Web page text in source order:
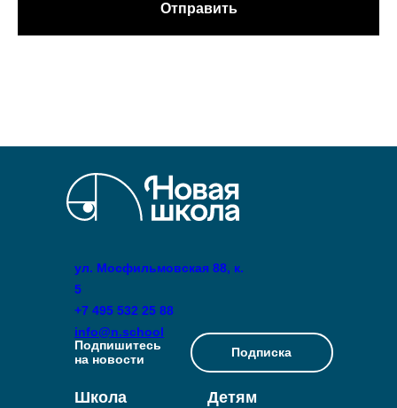
Отправить
Школа Детям
Подписка
Подпишитесь
на новости
ул. Мосфильмовская 88, к.
5
+7 495 532 25 88
info@n.school